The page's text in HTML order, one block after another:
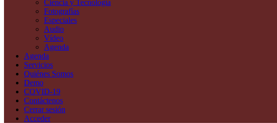
Ciencia y Tecnología
Fotografías
Especiales
Audio
Vídeo
Agenda
Agenda
Servicios
Quiénes Somos
Demo
COVID-19
Contáctenos
Cerrar sesión
Acceder